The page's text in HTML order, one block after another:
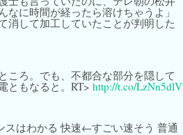
なに時間が経ったら溶けちゃうよ」
消して加工していたことが判明した
ころ。でも、不都合な部分を隠して
ともなると。RT> http://t.co/LzNn5dlV
はわかる 快速←すごい速そう 普通